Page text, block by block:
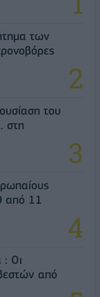
των
του
στη
από 11
: Οι
από